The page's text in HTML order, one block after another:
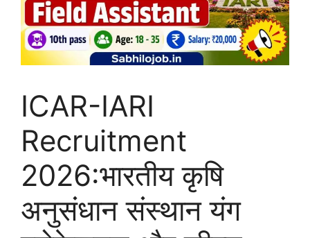
ICAR-IARI
Recruitment
2026:भारतीय कृषि
अनुसंधान संस्थान यंग